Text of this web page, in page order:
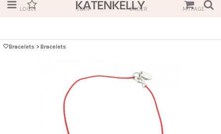
LOGIN JOIN ORDER MYPAGE
🤍Bracelets > Bracelets